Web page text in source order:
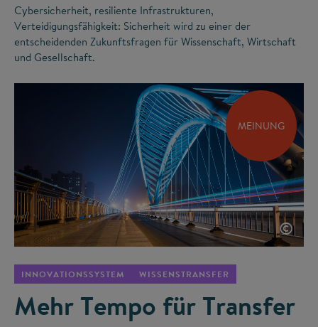
Cybersicherheit, resiliente Infrastrukturen,
Verteidigungsfähigkeit: Sicherheit wird zu einer der
entscheidenden Zukunftsfragen für Wissenschaft, Wirtschaft
und Gesellschaft.
MEINUNG
©
INNOVATIONSSYSTEM WISSENSTRANSFER
Mehr Tempo für Transfer